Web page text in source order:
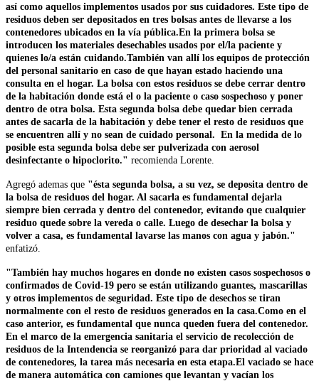
así como aquellos implementos usados por sus cuidadores. Este tipo de
residuos deben ser depositados en tres bolsas antes de llevarse a los
contenedores ubicados en la vía pública.En la primera bolsa se
introducen los materiales desechables usados por el/la paciente y
quienes lo/a están cuidando.También van allí los equipos de protección
del personal sanitario en caso de que hayan estado haciendo una
consulta en el hogar. La bolsa con estos residuos se debe cerrar dentro
de la habitación donde está el o la paciente o caso sospechoso y poner
dentro de otra bolsa. Esta segunda bolsa debe quedar bien cerrada
antes de sacarla de la habitación y debe tener el resto de residuos que
se encuentren allí y no sean de cuidado personal. En la medida de lo
posible esta segunda bolsa debe ser pulverizada con aerosol
desinfectante o hipoclorito." recomienda Lorente.
Agregó ademas que "ésta segunda bolsa, a su vez, se deposita dentro de
la bolsa de residuos del hogar. Al sacarla es fundamental dejarla
siempre bien cerrada y dentro del contenedor, evitando que cualquier
residuo quede sobre la vereda o calle. Luego de desechar la bolsa y
volver a casa, es fundamental lavarse las manos con agua y jabón."
enfatizó.
"También hay muchos hogares en donde no existen casos sospechosos o
confirmados de Covid-19 pero se están utilizando guantes, mascarillas
y otros implementos de seguridad. Este tipo de desechos se tiran
normalmente con el resto de residuos generados en la casa.Como en el
caso anterior, es fundamental que nunca queden fuera del contenedor.
En el marco de la emergencia sanitaria el servicio de recolección de
residuos de la Intendencia se reorganizó para dar prioridad al vaciado
de contenedores, la tarea más necesaria en esta etapa.El vaciado se hace
de manera automática con camiones que levantan y vacían los